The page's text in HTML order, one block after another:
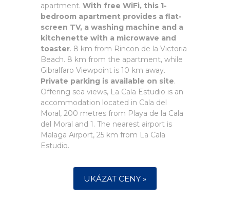
apartment. With free WiFi, this 1-
bedroom apartment provides a flat-
screen TV, a washing machine and a
kitchenette with a microwave and
toaster. 8 km from Rincon de la Victoria
Beach. 8 km from the apartment, while
Gibralfaro Viewpoint is 10 km away.
Private parking is available on site.
Offering sea views, La Cala Estudio is an
accommodation located in Cala del
Moral, 200 metres from Playa de la Cala
del Moral and 1. The nearest airport is
Malaga Airport, 25 km from La Cala
Estudio.
UKÁZAT CENY »